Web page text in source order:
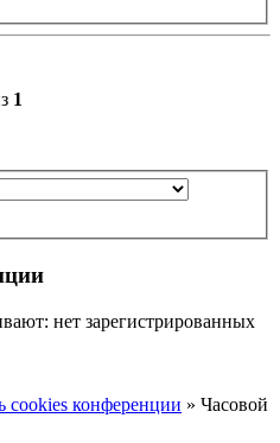
1
нет зарегистрированных
cookies конференции » Часовой